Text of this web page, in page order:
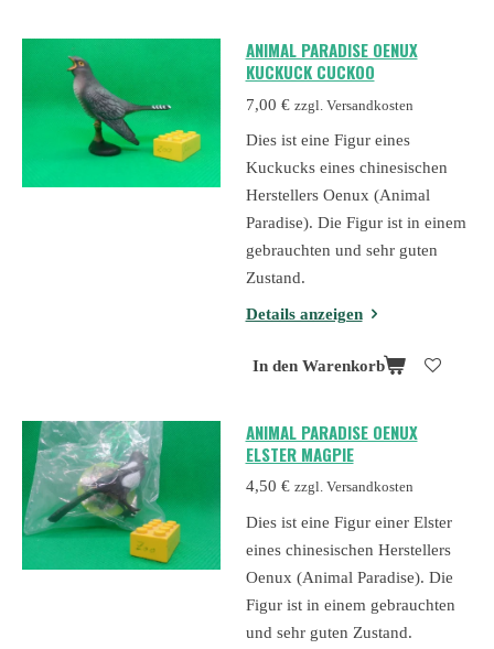
ANIMAL PARADISE OENUX
KUCKUCK CUCKOO
7,00 € zzgl. Versandkosten
Dies ist eine Figur eines
Kuckucks eines chinesischen
Herstellers Oenux (Animal
Paradise). Die Figur ist in einem
gebrauchten und sehr guten
Zustand.
Details anzeigen
In den Warenkorb
ANIMAL PARADISE OENUX
ELSTER MAGPIE
4,50 € zzgl. Versandkosten
Dies ist eine Figur einer Elster
eines chinesischen Herstellers
Oenux (Animal Paradise). Die
Figur ist in einem gebrauchten
und sehr guten Zustand.